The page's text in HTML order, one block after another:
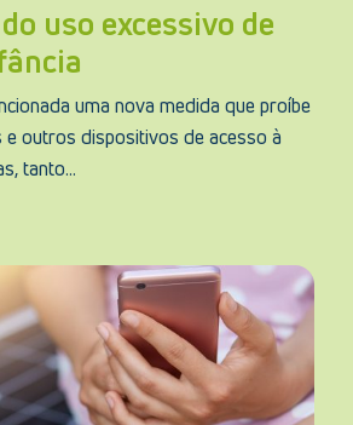
uso excessivo de
uma nova medida que proíbe
outros dispositivos de acesso à
tanto...